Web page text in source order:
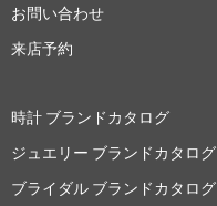
お問い合わせ
来店予約
時計 ブランドカタログ
ジュエリー ブランドカタログ
ブライダル ブランドカタログ